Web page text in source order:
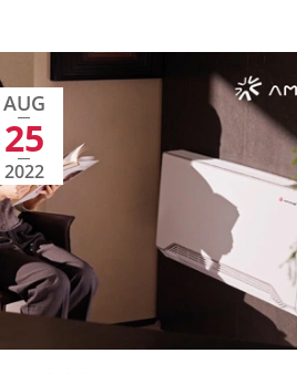
AUG
25
2022